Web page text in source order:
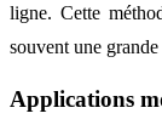
ligne. Cette
souvent une
Applications